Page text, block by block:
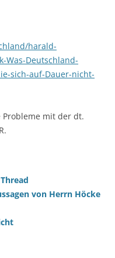
harald-
Was-Deutschland-
sich-auf-Dauer-nicht-
mit der dt.
von Herrn Höcke